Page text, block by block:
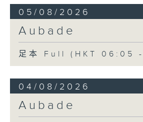
05/08/2026
Aubade
足本 Full (HKT 06:05
04/08/2026
Aubade